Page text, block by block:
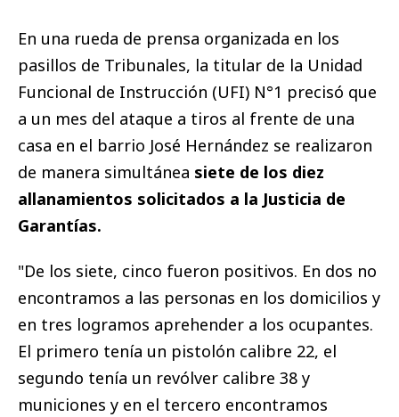
En una rueda de prensa organizada en los
pasillos de Tribunales, la titular de la Unidad
Funcional de Instrucción (UFI) N°1 precisó que
a un mes del ataque a tiros al frente de una
casa en el barrio José Hernández se realizaron
de manera simultánea siete de los diez
allanamientos solicitados a la Justicia de
Garantías.
"De los siete, cinco fueron positivos. En dos no
encontramos a las personas en los domicilios y
en tres logramos aprehender a los ocupantes.
El primero tenía un pistolón calibre 22, el
segundo tenía un revólver calibre 38 y
municiones y en el tercero encontramos